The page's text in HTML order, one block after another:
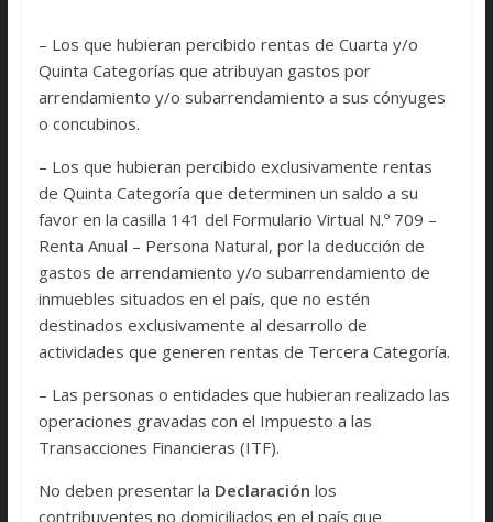
– Los que hubieran percibido rentas de Cuarta y/o
Quinta Categorías que atribuyan gastos por
arrendamiento y/o subarrendamiento a sus cónyuges
o concubinos.
– Los que hubieran percibido exclusivamente rentas
de Quinta Categoría que determinen un saldo a su
favor en la casilla 141 del Formulario Virtual N.º 709 –
Renta Anual – Persona Natural, por la deducción de
gastos de arrendamiento y/o subarrendamiento de
inmuebles situados en el país, que no estén
destinados exclusivamente al desarrollo de
actividades que generen rentas de Tercera Categoría.
– Las personas o entidades que hubieran realizado las
operaciones gravadas con el Impuesto a las
Transacciones Financieras (ITF).
No deben presentar la Declaración los
contribuyentes no domiciliados en el país que